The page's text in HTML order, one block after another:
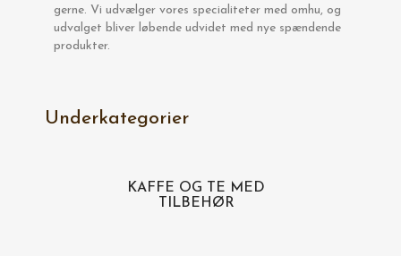
gerne. Vi udvælger vores specialiteter med omhu, og
udvalget bliver løbende udvidet med nye spændende
produkter.
Underkategorier
KAFFE OG TE MED
TILBEHØR